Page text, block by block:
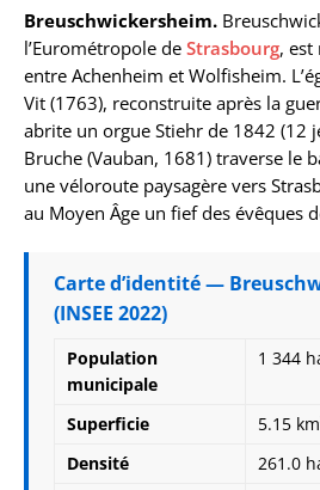
Breuschwickersheim.
l’Eurométropole de Strasbourg, est
entre Achenheim et Wolfisheim.
Vit (1763), reconstruite après la
abrite un orgue Stiehr de 1842 (12
Bruche (Vauban, 1681) traverse le
une véloroute paysagère vers
au Moyen Âge un fief des évêques
Carte d’identité —
(INSEE 2022)
Population
municipale
1 344
Superficie
5.15
Densité
261.0